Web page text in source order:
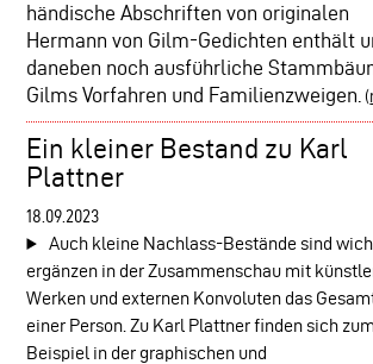
händische Abschriften von originalen
Hermann von Gilm-Gedichten enthält
daneben noch ausführliche
Gilms Vorfahren und Familienzweigen. (
Ein kleiner Bestand zu Karl
Plattner
18.09.2023
Auch kleine Nachlass-Bestände sind
ergänzen in der Zusammenschau mit
Werken und externen Konvoluten das
einer Person. Zu Karl Plattner finden sich zum
Beispiel in der graphischen und